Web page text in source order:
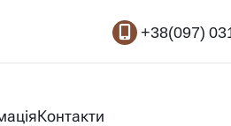
+38(097)
Контакти